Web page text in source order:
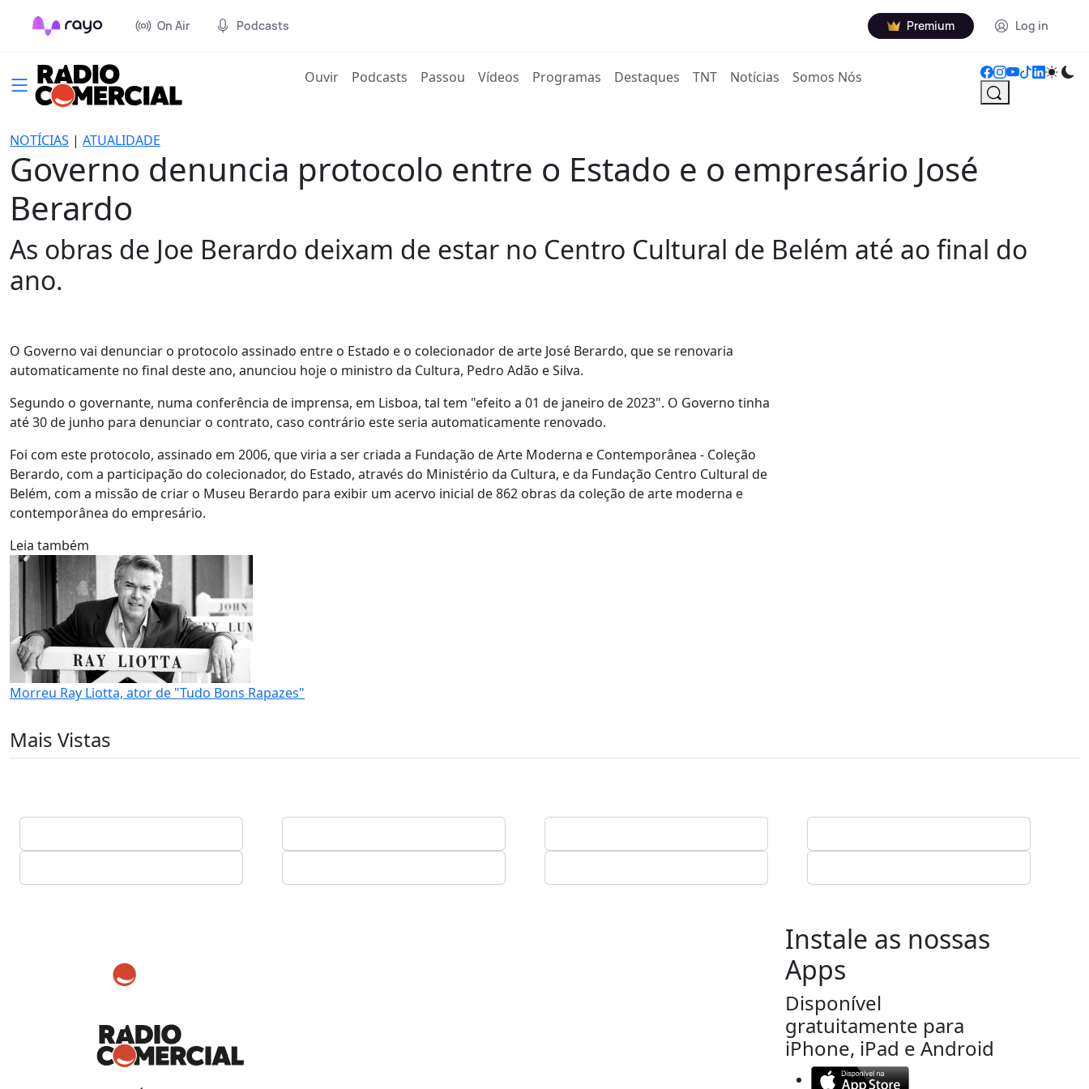
On Air Podcasts Premium Log in
Ouvir(current)
Podcasts Passou Vídeos Programas Destaques TNT Notícias Somos Nós
NOTÍCIAS | ATUALIDADE
Governo denuncia protocolo entre o Estado e o empresário José
Berardo
As obras de Joe Berardo deixam de estar no Centro Cultural de Belém até ao final do
ano.
O Governo vai denunciar o protocolo assinado entre o Estado e o colecionador de arte José Berardo, que se renovaria
automaticamente no final deste ano, anunciou hoje o ministro da Cultura, Pedro Adão e Silva.
Segundo o governante, numa conferência de imprensa, em Lisboa, tal tem "efeito a 01 de janeiro de 2023". O Governo tinha
até 30 de junho para denunciar o contrato, caso contrário este seria automaticamente renovado.
Foi com este protocolo, assinado em 2006, que viria a ser criada a Fundação de Arte Moderna e Contemporânea - Coleção
Berardo, com a participação do colecionador, do Estado, através do Ministério da Cultura, e da Fundação Centro Cultural de
Belém, com a missão de criar o Museu Berardo para exibir um acervo inicial de 862 obras da coleção de arte moderna e
contemporânea do empresário.
Leia também
Morreu Ray Liotta, ator de "Tudo Bons Rapazes"
Mais Vistas
Instale as nossas
Apps
Disponível
gratuitamente para
iPhone, iPad e Android